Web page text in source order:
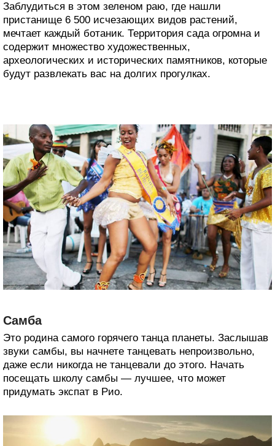
Заблудиться в этом зеленом раю, где нашли
пристанище 6 500 исчезающих видов растений,
мечтает каждый ботаник. Территория сада огромна и
содержит множество художественных,
археологических и исторических памятников, которые
будут развлекать вас на долгих прогулках.
Самба
Это родина самого горячего танца планеты. Заслышав
звуки самбы, вы начнете танцевать непроизвольно,
даже если никогда не танцевали до этого. Начать
посещать школу самбы — лучшее, что может
придумать экспат в Рио.